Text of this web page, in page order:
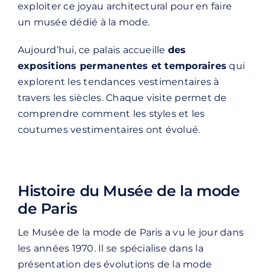
exploiter ce joyau architectural pour en faire
un musée dédié à la mode.
Aujourd’hui, ce palais accueille des
expositions permanentes et temporaires qui
explorent les tendances vestimentaires à
travers les siècles. Chaque visite permet de
comprendre comment les styles et les
coutumes vestimentaires ont évolué.
Histoire du Musée de la mode
de Paris
Le Musée de la mode de Paris a vu le jour dans
les années 1970. Il se spécialise dans la
présentation des évolutions de la mode